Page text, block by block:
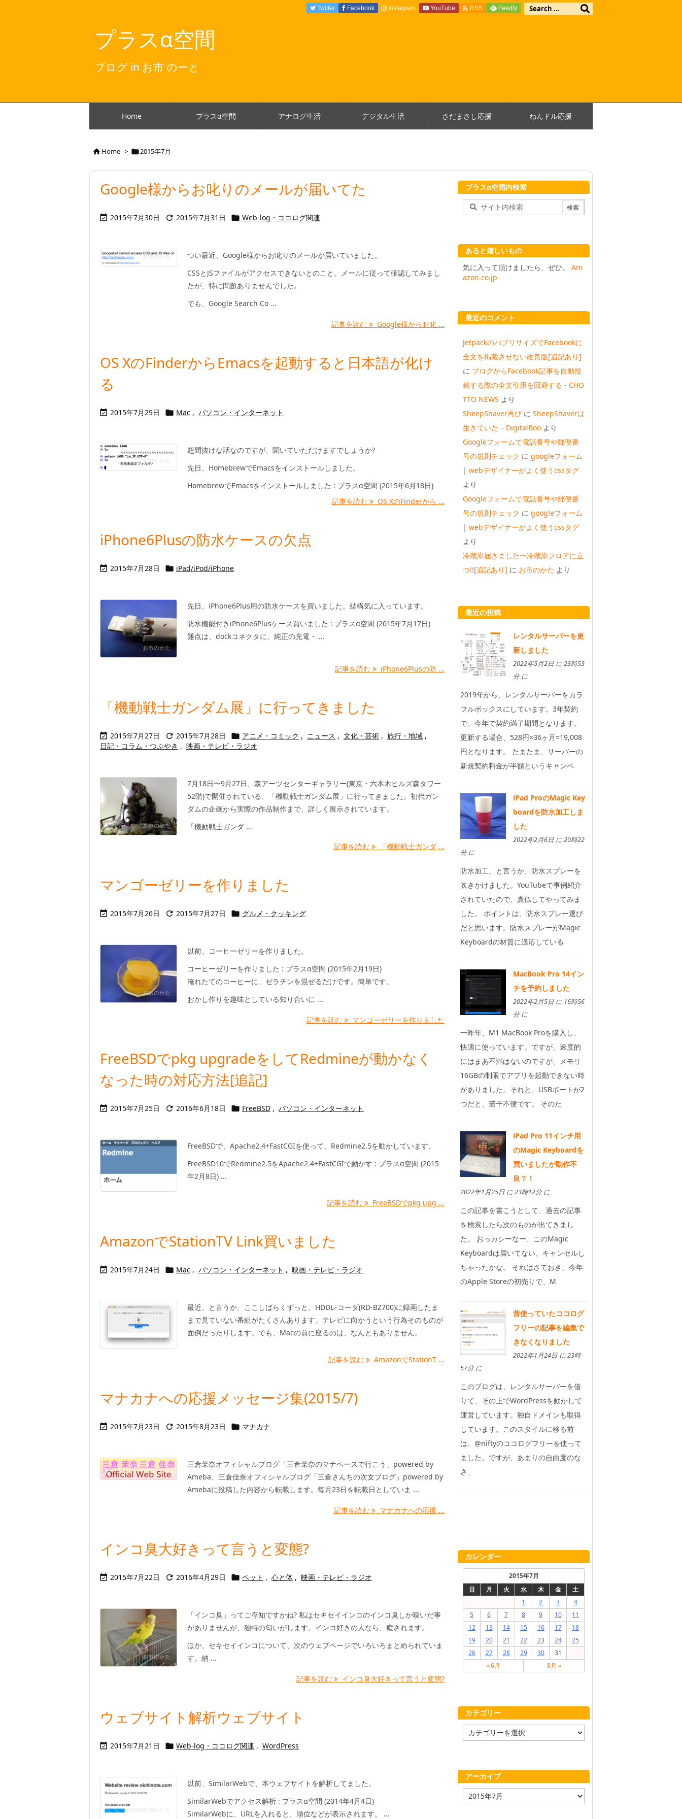
プラスα空間
ブログ in お市 のーと
Home プラスα空間 アナログ生活 デジタル生活 さだまさし応援 ねんドル応援
Twitter Facebook Instagram YouTube  RSS Feedly
Home > 2015年7月
Google様からお叱りのメールが届いてた
 2015年7月30日  2015年7月31日  Web-log・ココログ関連
つい最近、Google様からお叱りのメールが届いていました。
CSSとJSファイルがアクセスできないとのこと。メールに従って確認してみまし
たが、特に問題ありませんでした。
でも、Google Search Co ...
記事を読む Google様からお叱 ...
OS XのFinderからEmacsを起動すると日本語が化け
る
 2015年7月29日  Mac , パソコン・インターネット
超間抜けな話なのですが、聞いていただけますでしょうか?
先日、HomebrewでEmacsをインストールしました。
HomebrewでEmacsをインストールしました : プラスα空間 (2015年6月18日)
記事を読む
OS XのFinderから ...
iPhone6Plusの防水ケースの欠点
 2015年7月28日  iPad/iPod/iPhone
先日、iPhone6Plus用の防水ケースを買いました。結構気に入っています。
防水機能付きiPhone6Plusケース買いました : プラスα空間 (2015年7月17日)
難点は、dockコネクタに、純正の充電・ ...
記事を読む iPhone6Plusの防 ...
「機動戦士ガンダム展」に行ってきました
 2015年7月27日  2015年7月28日  アニメ・コミック , ニュース , 文化・芸術 , 旅行・地域 ,
日記・コラム・つぶやき , 映画・テレビ・ラジオ
7月18日〜9月27日、森アーツセンターギャラリー(東京・六本木ヒルズ森タワー
52階)で開催されている、「機動戦士ガンダム展」に行ってきました。初代ガン
ダムの企画から実際の作品制作まで、詳しく展示されています。
「機動戦士ガンダ ...
記事を読む 「機動戦士ガンダ ...
マンゴーゼリーを作りました
 2015年7月26日  2015年7月27日  グルメ・クッキング
以前、コーヒーゼリーを作りました。
コーヒーゼリーを作りました : プラスα空間 (2015年2月19日)
淹れたてのコーヒーに、ゼラチンを混ぜるだけです。簡単です。
おかし作りを趣味としている知り合いに ...
記事を読む マンゴーゼリーを作りました
FreeBSDでpkg upgradeをしてRedmineが動かなく
なった時の対応方法[追記]
 2015年7月25日  2016年6月18日  FreeBSD , パソコン・インターネット
FreeBSDで、Apache2.4+FastCGIを使って、Redmine2.5を動かしています。
FreeBSD10でRedmine2.5をApache2.4+FastCGIで動かす : プラスα空間 (2015
年2月8日) ...
記事を読む FreeBSDでpkg upg ...
AmazonでStationTV Link買いました
 2015年7月24日  Mac , パソコン・インターネット , 映画・テレビ・ラジオ
最近、と言うか、ここしばらくずっと、HDDレコーダ(RD-BZ700)に録画したま
まで見ていない番組がたくさんあります。テレビに向かうという行為そのものが
面倒だったりします。でも、Macの前に座るのは、なんともありません。
記事を読む AmazonでStationT ...
マナカナへの応援メッセージ集(2015/7)
 2015年7月23日  2015年8月23日  マナカナ
三倉茉奈オフィシャルブログ「三倉茉奈のマナペースで行こう」powered by
Ameba、三倉佳奈オフィシャルブログ「三倉さんちの次女ブログ」powered by
Amebaに投稿した内容から転載します。毎月23日を転載日としていま ...
記事を読む マナカナへの応援 ...
インコ臭大好きって言うと変態?
 2015年7月22日  2016年4月29日  ペット , 心と体 , 映画・テレビ・ラジオ
「インコ臭」ってご存知ですかね? 私はセキセイインコのインコ臭しか嗅いだ事
がありませんが、独特の匂いがします。インコ好きの人なら、癒されます。
ほか、セキセイインコについて、次のウェブページでいろいろまとめられていま
す。納 ...
記事を読む インコ臭大好きって言うと変態?
ウェブサイト解析ウェブサイト
 2015年7月21日  Web-log・ココログ関連 , WordPress
以前、SimilarWebで、本ウェブサイトを解析してました。
SimilarWebでアクセス解析 : プラスα空間 (2014年4月4日)
SimilarWebに、URLを入れると、順位などが表示されます。 ...
プラスα空間内検索
あると嬉しいもの
気に入って頂けましたら、ぜひ。 Am
azon.co.jp
最近のコメント
JetpackのパブリサイズでFacebookに
全文を掲載させない改良版[追記あり]
に ブログからFacebook記事を自動投
稿する際の全文引用を回避する - CHO
TTO NEWS より
SheepShaver再び に SheepShaverは
生きていた – DigitalBoo より
Googleフォームで電話番号や郵便番
号の規則チェック に googleフォーム
| webデザイナーがよく使うcssタグ
より
Googleフォームで電話番号や郵便番
号の規則チェック に googleフォーム
| webデザイナーがよく使うcssタグ
より
冷蔵庫届きました〜冷蔵庫フロアに立
つ!![追記あり] に お市のかた より
最近の投稿
レンタルサーバーを更
新しました
2022年5月2日 に 23時53
分 に
2019年から、レンタルサーバーをカラ
フルボックスにしています。3年契約
で、今年で契約満了期間となります。
更新する場合、528円×36ヶ月=19,008
円となります。 たまたま、サーバーの
新規契約料金が半額というキャンペ
iPad ProのMagic Key
boardを防水加工しま
した
2022年2月6日 に 20時22
分 に
防水加工、と言うか、防水スプレーを
吹きかけました。YouTubeで事例紹介
されていたので、真似してやってみま
した。 ポイントは、防水スプレー選び
だと思います。防水スプレーがMagic
Keyboardの材質に適応している
MacBook Pro 14イン
チを予約しました
2022年2月5日 に 16時56
分 に
一昨年、M1 MacBook Proを購入し、
快適に使っています。ですが、速度的
にはまあ不満はないのですが、メモリ
16GBの制限でアプリを起動できない時
がありました。それと、USBポートが2
つだと、若干不便です。 そのた
iPad Pro 11インチ用
のMagic Keyboardを
買いましたが動作不
良？！
2022年1月25日 に 23時12分 に
この記事を書こうとして、過去の記事
を検索したら次のものが出てきまし
た。 おっカシーなー、このMagic
Keyboardは届いてない。キャンセルし
ちゃったかな。 それはさておき、今年
のApple Storeの初売りで、M
昔使っていたココログ
フリーの記事を編集で
きなくなりました
2022年1月24日 に 23時
57分 に
このブログは、レンタルサーバーを借
りて、その上でWordPressを動かして
運営しています。独自ドメインも取得
しています。このスタイルに移る前
は、@niftyのココログフリーを使って
ました。ですが、あまりの自由度のな
さ、
カレンダー
2015年7月
日
月 火 水 木 金
土
1
2 3
4
5
6 7 8 9 10
11
12
13 14 15 16 17
18
19
20 21 22 23 24
25
26
27 28 29 30
31
« 6月
8月 »
カテゴリー
テ
ー
アーカイブ
ア
ー